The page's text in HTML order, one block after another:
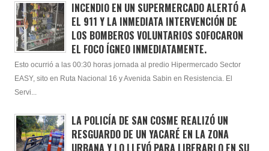
INCENDIO EN UN SUPERMERCADO ALERTÓ A
EL 911 Y LA INMEDIATA INTERVENCIÓN DE
LOS BOMBEROS VOLUNTARIOS SOFOCARON
EL FOCO ÍGNEO INMEDIATAMENTE.
Esto ocurrió a las 00:30 horas jornada al predio Hipermercado Sector
EASY, sito en Ruta Nacional 16 y Avenida Sabin en Resistencia. El
Servi...
LA POLICÍA DE SAN COSME REALIZÓ UN
RESGUARDO DE UN YACARÉ EN LA ZONA
URBANA Y LO LLEVÓ PARA LIBERARLO EN SU